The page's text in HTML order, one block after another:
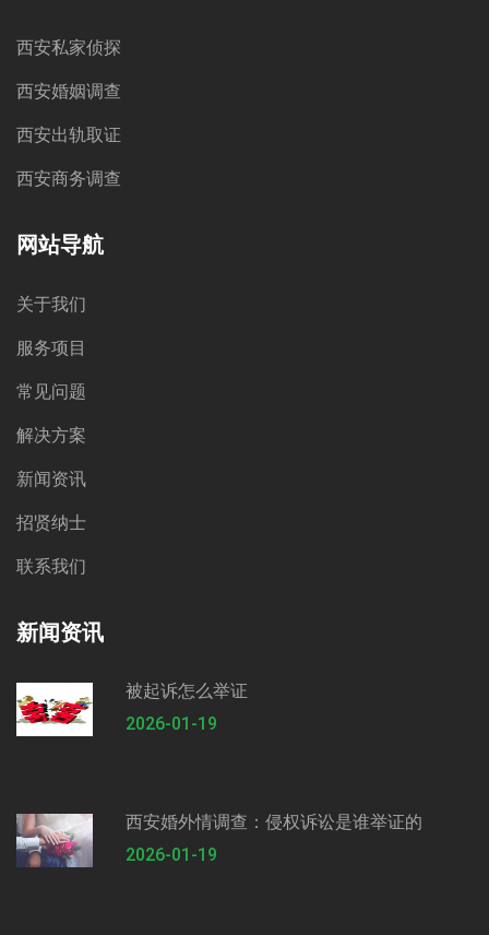
西安私家侦探
西安婚姻调查
西安出轨取证
西安商务调查
网站导航
关于我们
服务项目
常见问题
解决方案
新闻资讯
招贤纳士
联系我们
新闻资讯
被起诉怎么举证
2026-01-19
西安婚外情调查：侵权诉讼是谁举证的
2026-01-19